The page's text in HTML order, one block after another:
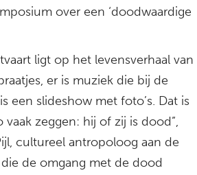
over een ‘doodwaardige
ligt op het levensverhaal van
er is muziek die bij de
een slideshow met foto’s. Dat is
zeggen: hij of zij is dood”,
cultureel antropoloog aan de
de omgang met de dood